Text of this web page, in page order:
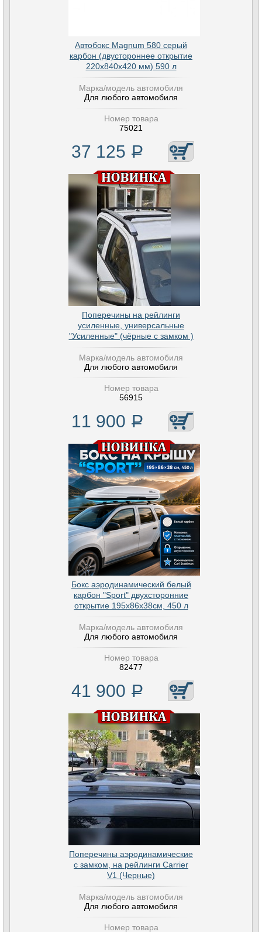
Автобокс Magnum 580 серый
карбон (двустороннее открытие
220х840х420 мм) 590 л
Марка/модель автомобиля
Для любого автомобиля
Номер товара
75021
37 125 Р
Поперечины на рейлинги
усиленные, универсальные
"Усиленные" (чёрные с замком )
Марка/модель автомобиля
Для любого автомобиля
Номер товара
56915
11 900 Р
Бокс аэродинамический белый
карбон "Sport" двухсторонние
открытие 195х86х38см, 450 л
Марка/модель автомобиля
Для любого автомобиля
Номер товара
82477
41 900 Р
Поперечины аэродинамические
с замком, на рейлинги Carrier
V1 (Черные)
Марка/модель автомобиля
Для любого автомобиля
Номер товара